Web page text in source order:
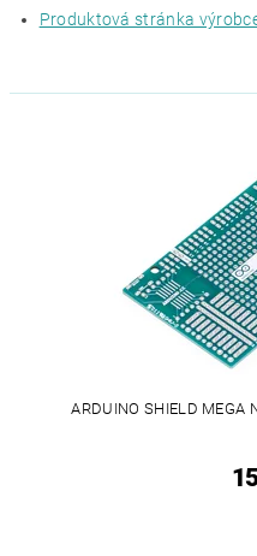
Produktová stránka
ARDUINO SHIELD MEGA